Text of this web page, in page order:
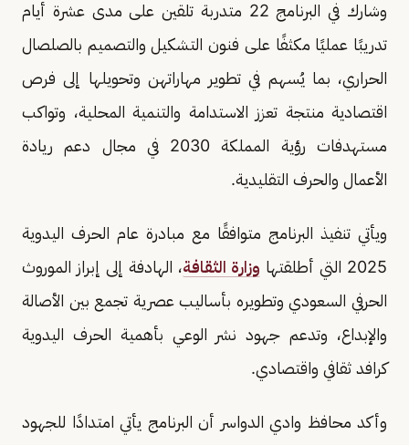
وشارك في البرنامج 22 متدربة تلقين على مدى عشرة أيام
تدريبًا عمليًا مكثفًا على فنون التشكيل والتصميم بالصلصال
الحراري، بما يُسهم في تطوير مهاراتهن وتحويلها إلى فرص
اقتصادية منتجة تعزز الاستدامة والتنمية المحلية، وتواكب
مستهدفات رؤية المملكة 2030 في مجال دعم ريادة
الأعمال والحرف التقليدية.
ويأتي تنفيذ البرنامج متوافقًا مع مبادرة عام الحرف اليدوية
2025 التي أطلقتها
وزارة الثقافة، الهادفة إلى إبراز الموروث
الحرفي السعودي وتطويره بأساليب عصرية تجمع بين الأصالة
والإبداع، وتدعم جهود نشر الوعي بأهمية الحرف اليدوية
كرافد ثقافي واقتصادي.
وأكد محافظ وادي الدواسر أن البرنامج يأتي امتدادًا للجهود